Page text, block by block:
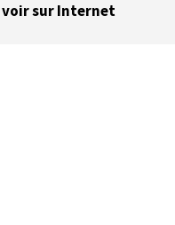
voir sur Internet